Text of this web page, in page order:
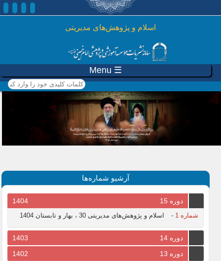
رفتن به محتوای اصلی
اسلام و پژوهش‌های مدیریتی
☰ Menu
کلمات کلیدی خود را وارد
کنید
آرشیو شماره‌ها
دوره 15 1404
شماره 1 - اسلام و پژوهش‌های مدیریتی 30 ، بهار و تابستان 1404
دوره 14
1403
دوره 13
1402